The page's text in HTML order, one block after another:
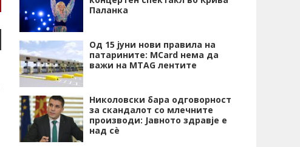
Паланка
Од 15 јуни нови правила на
патарините: MCard нема да
важи на MTAG лентите
Николовски бара одговорност
за скандалот со млечните
производи: Јавното здравје е
над сѐ